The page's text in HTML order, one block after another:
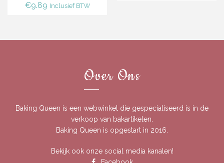
€9.89 Inclusief BTW
Over Ons
Baking Queen is een webwinkel die gespecialiseerd is in de
verkoop van bakartikelen.
Baking Queen is opgestart in 2016.
Bekijk ook onze social media kanalen!